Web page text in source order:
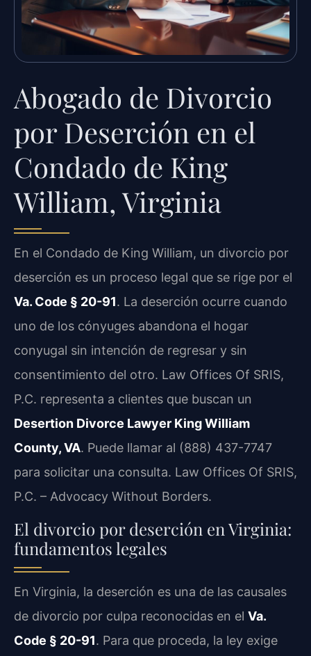
Abogado de Divorcio
por Deserción en el
Condado de King
William, Virginia
En el Condado de King William, un divorcio por
deserción es un proceso legal que se rige por el
Va. Code § 20-91. La deserción ocurre cuando
uno de los cónyuges abandona el hogar
conyugal sin intención de regresar y sin
consentimiento del otro. Law Offices Of SRIS,
P.C. representa a clientes que buscan un
Desertion Divorce Lawyer King William
County, VA. Puede llamar al (888) 437-7747
para solicitar una consulta. Law Offices Of SRIS,
P.C. – Advocacy Without Borders.
El divorcio por deserción en Virginia:
fundamentos legales
En Virginia, la deserción es una de las causales
de divorcio por culpa reconocidas en el Va.
Code § 20-91. Para que proceda, la ley exige